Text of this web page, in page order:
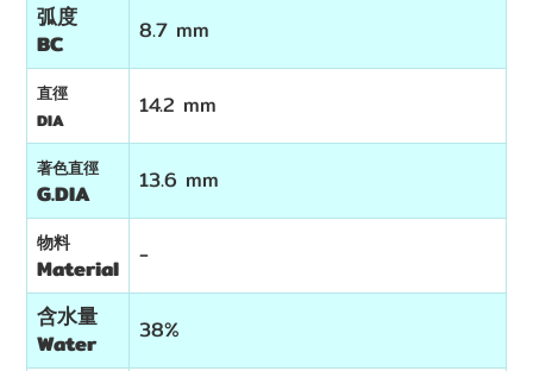
弧度
BC
8.7 mm
直徑
DIA
14.2 mm
著色直徑
G.DIA 13.6 mm
物料
Material
-
含水量
Water
38%